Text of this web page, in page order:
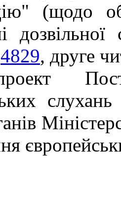
(щодо
4829, друге
роект